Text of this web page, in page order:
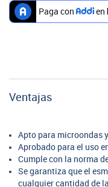
Ventajas
Apto para microondas
Aprobado para el uso
Cumple con la norma
Se garantiza que el
cualquier cantidad de